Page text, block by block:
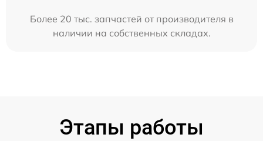
Более 20 тыс. запчастей от производителя в
наличии на собственных складах.
Этапы работы